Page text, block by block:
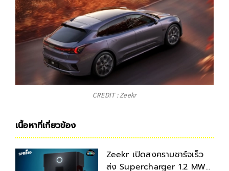
CREDIT : Zeekr
เนื้อหาที่เกี่ยวข้อง
Zeekr เปิดสงครามชาร์จเร็ว
ส่ง Supercharger 1.2 MW